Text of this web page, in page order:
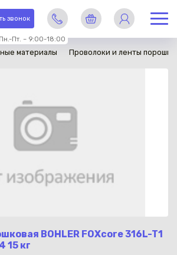
звонок
Пн.-Пт. – 9:00-18:00
материалы Проволоки и ленты
BOHLER FOXcore 316L-T1
15 кг